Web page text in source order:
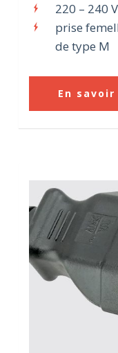
220 – 240 V
prise
de type M
En savoir